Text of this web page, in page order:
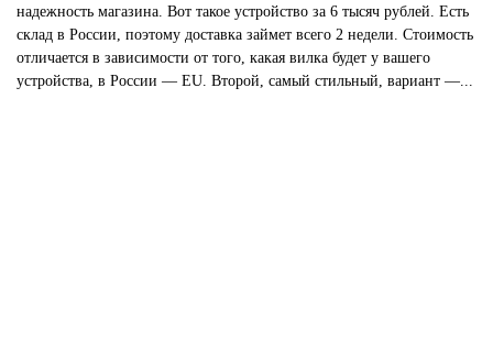
надежность магазина. Вот такое устройство за 6 тысяч рублей. Есть
склад в России, поэтому доставка займет всего 2 недели. Стоимость
отличается в зависимости от того, какая вилка будет у вашего
устройства, в России — EU. Второй, самый стильный, вариант —...